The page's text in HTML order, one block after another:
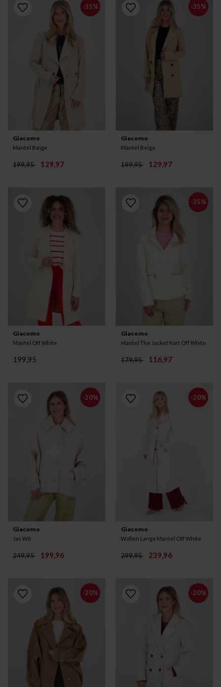
-35%
Giacomo
Mantel Beige
199,95 129,97
-35%
Giacomo
Mantel Beige
199,95 129,97
Giacomo
Mantel Off White
199,95
-35%
Giacomo
Mantel The Jacket Kort Off White
179,95 116,97
-20%
Giacomo
Jas Wit
249,95 199,96
-20%
Giacomo
Wollen Lange Mantel Off White
299,95 239,96
-20% -20%